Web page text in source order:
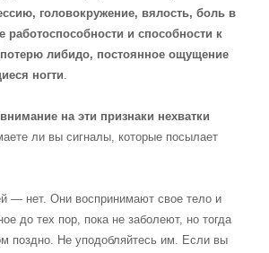
головокружение, вялость, боль в
и способности к
либидо, постоянное ощущение
ногти.
на эти признаки нехватки
ли вы сигналы, которые посылает
— нет. Они воспринимают свое тело и
до тех пор, пока не заболеют, но тогда
поздно. Не уподобляйтесь им. Если вы